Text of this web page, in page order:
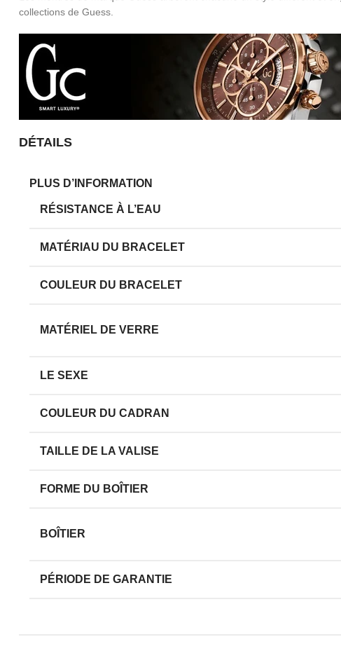
collections de Guess.
DÉTAILS
PLUS D’INFORMATION
RÉSISTANCE À L’EAU
MATÉRIAU DU BRACELET
COULEUR DU BRACELET
MATÉRIEL DE VERRE
LE SEXE
COULEUR DU CADRAN
TAILLE DE LA VALISE
FORME DU BOÎTIER
BOÎTIER
PÉRIODE DE GARANTIE